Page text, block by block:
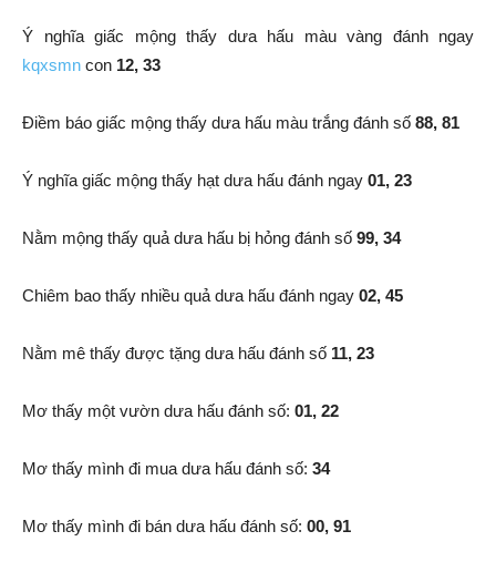
Ý nghĩa giấc mộng thấy dưa hấu màu vàng đánh ngay
kqxsmn con 12, 33
Điềm báo giấc mộng thấy dưa hấu màu trắng đánh số 88, 81
Ý nghĩa giấc mộng thấy hạt dưa hấu đánh ngay 01, 23
Nằm mộng thấy quả dưa hấu bị hỏng đánh số 99, 34
Chiêm bao thấy nhiều quả dưa hấu đánh ngay 02, 45
Nằm mê thấy được tặng dưa hấu đánh số 11, 23
Mơ thấy một vườn dưa hấu đánh số: 01, 22
Mơ thấy mình đi mua dưa hấu đánh số: 34
Mơ thấy mình đi bán dưa hấu đánh số: 00, 91